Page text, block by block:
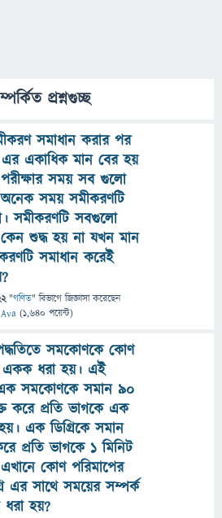
প্রশ্নগুচ্ছ
সমাধান করার পর
একাধিক মান বের হয়
পরীক্ষার সময় সব গুলো
অনেক সময় সমীকরণটি
সমীকরণটি সবগুলো
শুদ্ধ হয় না যখন মান
সমাধান করেই
"গণিত" বিভাগে জিজ্ঞাসাকরেছেন
(1,640 পয়েন্ট)
সমকোণকে কোণ
একক ধরা হয়। এই
সমকোণকে সমান ৯০
করে প্রতি ভাগকে এক
হয়। এক ডিগ্রিকে সমান
প্রতি ভাগকে ১ মিনিট
কোণ পরিমাপের
এর সাথে সময়ের সম্পর্ক
ধরা হয়?